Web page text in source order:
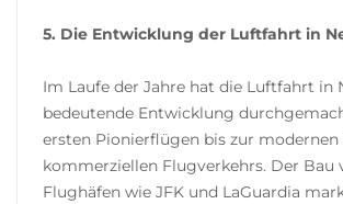
5. Die Entwicklung der Luftfahrt in
Im Laufe der Jahre hat die Luftfahrt in
bedeutende Entwicklung
ersten Pionierflügen bis zur modernen
kommerziellen Flugverkehrs. Der Bau
Flughäfen wie JFK und LaGuardia